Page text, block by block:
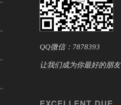
QQ微信：7878393
让我们成为你最好的朋友